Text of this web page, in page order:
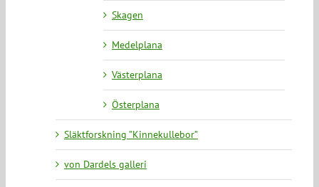
Skagen
Medelplana
Västerplana
Österplana
Släktforskning ”Kinnekullebor”
von Dardels galleri